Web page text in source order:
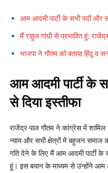
आम आदमी पार्टी के सभी पदों और
मैं राहुल गांधी से प्रभावित हूं:
भाजपा ने गौतम को बताया हिंदू व
आम आदमी पार्टी के
से दिया इस्तीफा
राजेंद्र पाल गौतम ने कांग्रेस में
न्याय और सभी क्षेत्रों में बहुजन समाज
गति देने के लिए मैं आम आदमी पार्टी के
हूं। इस बयान के माध्यम से उन्होंने आम